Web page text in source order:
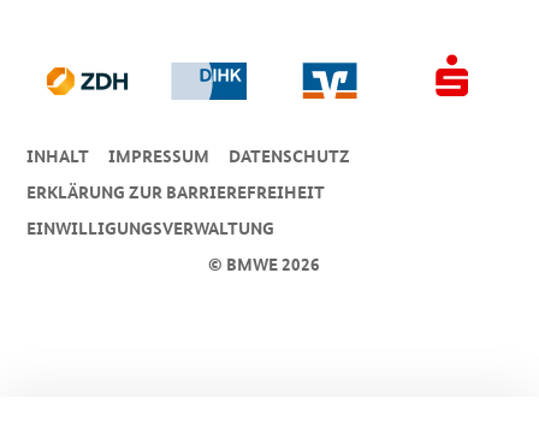
© BMWE 2026
INHALT IMPRESSUM
DA­TEN­SCHUTZ
ERKLÄRUNG ZUR BARRIEREFREIHEIT
EINWILLIGUNGSVERWALTUNG